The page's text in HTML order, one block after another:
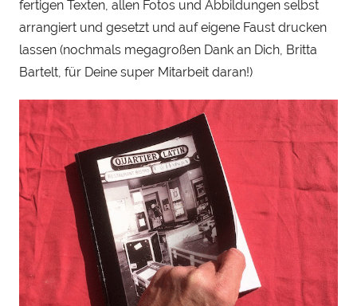
S
i
n
h
a
u
fertigen Texten, allen Fotos und Abbildungen selbst
arrangiert und gesetzt und auf eigene Faust drucken
lassen (nochmals megagroßen Dank an Dich, Britta
Bartelt, für Deine super Mitarbeit daran!)